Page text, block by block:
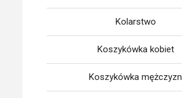
Kolarstwo
Koszykówka kobiet
Koszykówka mężczyzn